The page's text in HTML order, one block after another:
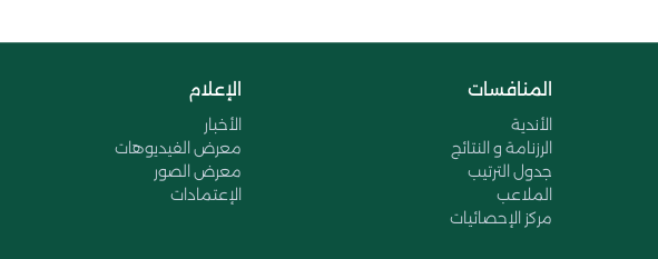
المنافسات
الأندية
الرزنامة و النتائج
جدول الترتيب
الملاعب
مركز الإحصائيات
الإعلام
الأخبار
معرض الفيديوهات
معرض الصور
الإعتمادات